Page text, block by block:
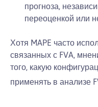
прогноза,
переоценкой или
Хотя MAPE часто
связанных с FVA,
того, какую
применять в анализе